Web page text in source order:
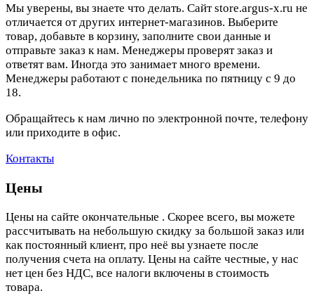
Мы уверены, вы знаете что делать. Сайт store.argus-x.ru не
отличается от других интернет-магазинов. Выберите
товар, добавьте в корзину, заполните свои данные и
отправьте заказ к нам. Менеджеры проверят заказ и
ответят вам. Иногда это занимает много времени.
Менеджеры работают с понедельника по пятницу с 9 до
18.
Обращайтесь к нам лично по электронной почте, телефону
или приходите в офис.
Контакты
Цены
Цены на сайте окончательные . Скорее всего, вы можете
рассчитывать на небольшую скидку за большой заказ или
как постоянный клиент, про неё вы узнаете после
получения счета на оплату. Цены на сайте честные, у нас
нет цен без НДС, все налоги включены в стоимость
товара.